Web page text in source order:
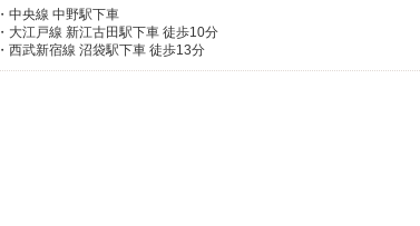
・中央線 中野駅下車
・大江戸線 新江古田駅下車 徒歩10分
・西武新宿線 沼袋駅下車 徒歩13分